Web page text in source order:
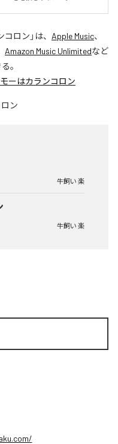
コロン 」は、 Apple Music、
Amazon Music Unlimitedなど
。
モーはカランコロン
牛飼い 楽
牛飼い 楽